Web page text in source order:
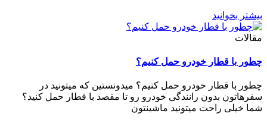
بیشتر بخوانید
مقالات
چطور با قطار خودرو حمل کنیم؟
چطور با قطار خودرو حمل کنیم؟ میدونستین که میتونید در
سفرهاتون بدون رانندگی خودرو رو تا مقصد با قطار حمل کنید؟
شما خیلی راحت میتونید ماشینتون